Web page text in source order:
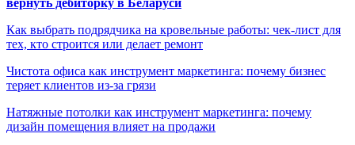
Как выбрать подрядчика на кровельные работы: чек-лист для
тех, кто строится или делает ремонт
Чистота офиса как инструмент маркетинга: почему бизнес
теряет клиентов из-за грязи
Натяжные потолки как инструмент маркетинга: почему
дизайн помещения влияет на продажи